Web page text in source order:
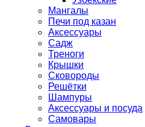
Мангалы
Печи под казан
Аксессуары
Садж
Треноги
Крышки
Сковороды
Решётки
Шампуры
Аксессуары и посуда
Самовары